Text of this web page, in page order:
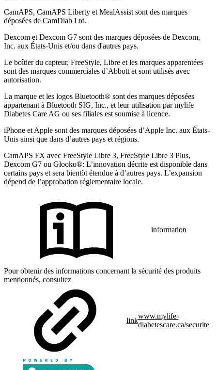
CamAPS, CamAPS Liberty et MealAssist sont des marques
déposées de CamDiab Ltd.
Dexcom et Dexcom G7 sont des marques déposées de Dexcom,
Inc. aux États-Unis et/ou dans d'autres pays.
Le boîtier du capteur, FreeStyle, Libre et les marques apparentées
sont des marques commerciales d’Abbott et sont utilisés avec
autorisation.
La marque et les logos Bluetooth® sont des marques déposées
appartenant à Bluetooth SIG, Inc., et leur utilisation par mylife
Diabetes Care AG ou ses filiales est soumise à licence.
iPhone et Apple sont des marques déposées d’Apple Inc. aux États-
Unis ainsi que dans d’autres pays et régions.
CamAPS FX avec FreeStyle Libre 3, FreeStyle Libre 3 Plus,
Dexcom G7 ou Glooko®: L’innovation décrite est disponible dans
certains pays et sera bientôt étendue à d’autres pays. L’expansion
dépend de l’approbation réglementaire locale.
information
Pour obtenir des informations concernant la sécurité des produits
mentionnés, consultez
link
www.mylife-
diabetescare.ca/securite